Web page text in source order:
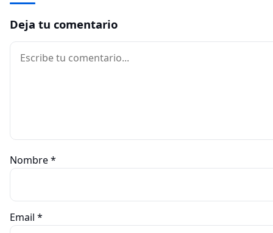
Deja tu comentario
Comentario
Nombre*
Email *